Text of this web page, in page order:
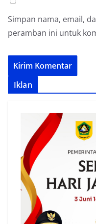
Simpan nama, email,
peramban ini untuk
Iklan